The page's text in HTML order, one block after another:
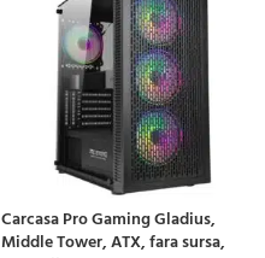
Carcasa Pro Gaming Gladius,
Middle Tower, ATX, fara sursa,